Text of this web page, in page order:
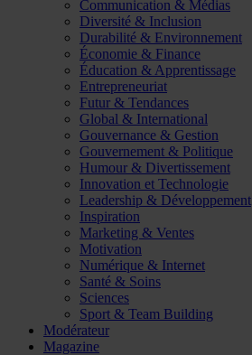
Communication & Médias
Diversité & Inclusion
Durabilité & Environnement
Économie & Finance
Éducation & Apprentissage
Entrepreneuriat
Futur & Tendances
Global & International
Gouvernance & Gestion
Gouvernement & Politique
Humour & Divertissement
Innovation et Technologie
Leadership & Développement
Inspiration
Marketing & Ventes
Motivation
Numérique & Internet
Santé & Soins
Sciences
Sport & Team Building
Modérateur
Magazine